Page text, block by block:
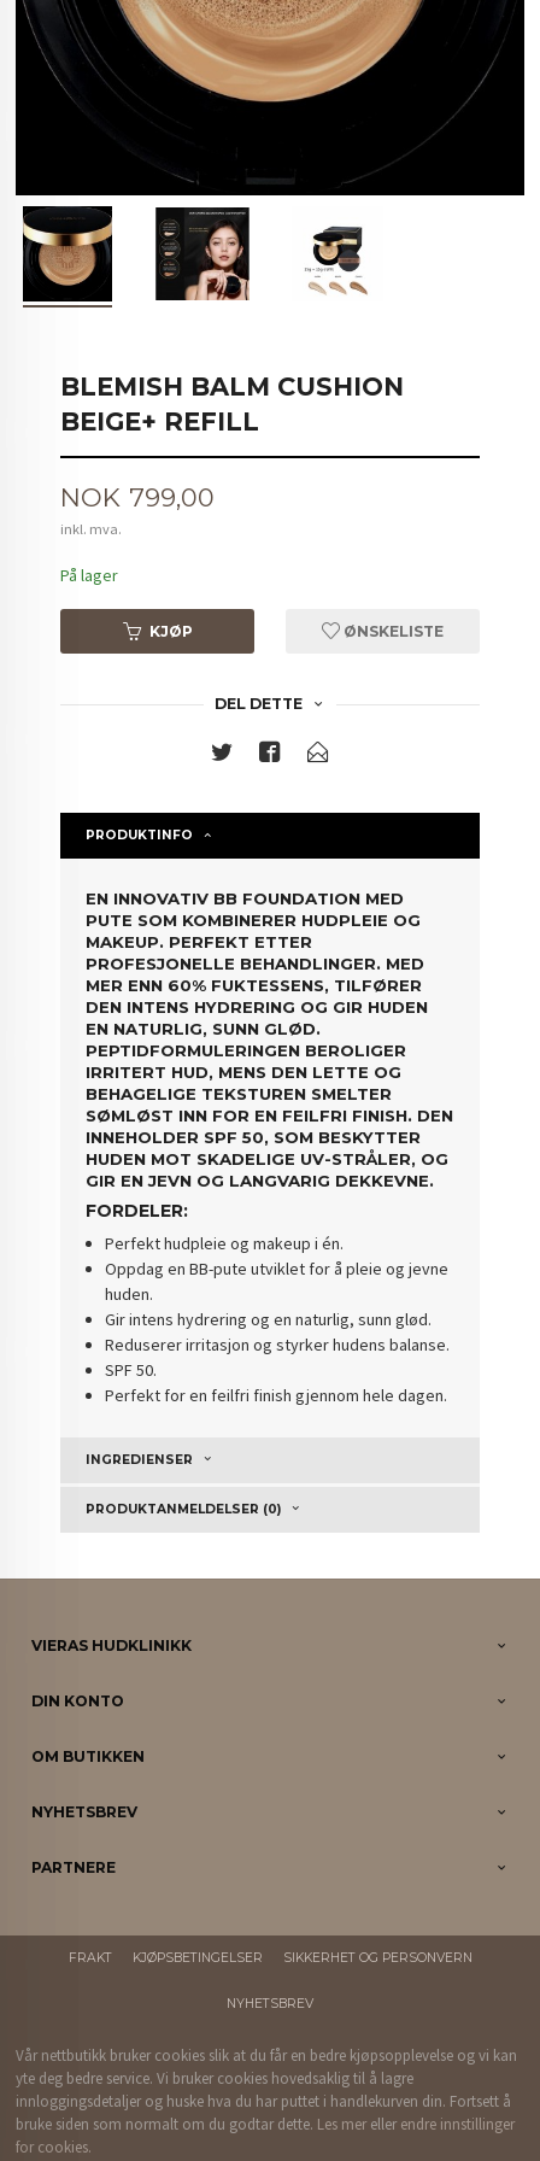
BLEMISH BALM CUSHION
BEIGE+ REFILL
Pris
NOK 799,00
inkl. mva.
På lager
KJØP ØNSKELISTE
DEL DETTE
PRODUKTINFO
EN INNOVATIV BB FOUNDATION MED
PUTE SOM KOMBINERER HUDPLEIE OG
MAKEUP. PERFEKT ETTER
PROFESJONELLE BEHANDLINGER. MED
MER ENN 60% FUKTESSENS, TILFØRER
DEN INTENS HYDRERING OG GIR HUDEN
EN NATURLIG, SUNN GLØD.
PEPTIDFORMULERINGEN BEROLIGER
IRRITERT HUD, MENS DEN LETTE OG
BEHAGELIGE TEKSTUREN SMELTER
SØMLØST INN FOR EN FEILFRI FINISH. DEN
INNEHOLDER SPF 50, SOM BESKYTTER
HUDEN MOT SKADELIGE UV-STRÅLER, OG
GIR EN JEVN OG LANGVARIG DEKKEVNE.
FORDELER:
Perfekt hudpleie og makeup i én.
Oppdag en BB-pute utviklet for å pleie og jevne
huden.
Gir intens hydrering og en naturlig, sunn glød.
Reduserer irritasjon og styrker hudens balanse.
SPF 50.
Perfekt for en feilfri finish gjennom hele dagen.
INGREDIENSER
PRODUKTANMELDELSER (0)
VIERAS HUDKLINIKK
DIN KONTO
OM BUTIKKEN
NYHETSBREV
PARTNERE
FRAKT KJØPSBETINGELSER SIKKERHET OG PERSONVERN
NYHETSBREV
Vår nettbutikk bruker cookies slik at du får en bedre kjøpsopplevelse og vi kan
yte deg bedre service. Vi bruker cookies hovedsaklig til å lagre
innloggingsdetaljer og huske hva du har puttet i handlekurven din. Fortsett å
bruke siden som normalt om du godtar dette. Les mer eller endre innstillinger
for cookies.